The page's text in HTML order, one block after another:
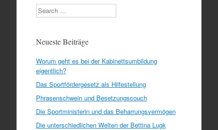
Search
Neueste Beiträge
Worum geht es bei der Kabinettsumbildung
eigentlich?
Das Sportfördergesetz als Hilfestellung
Phrasenschwein und Besetzungscouch
Die Sportministerin und das Beharrungsvermögen
Die unterschiedlichen Welten der Bettina Lugk